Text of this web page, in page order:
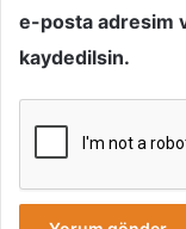
e-posta adresim
kaydedilsin.